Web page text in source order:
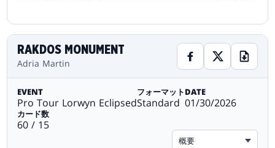
RAKDOS MONUMENT
Adria Martin
EVENT
Pro Tour Lorwyn Eclipsed
フォーマット
Standard
DATE
01/30/2026
カード数
60 / 15
概要